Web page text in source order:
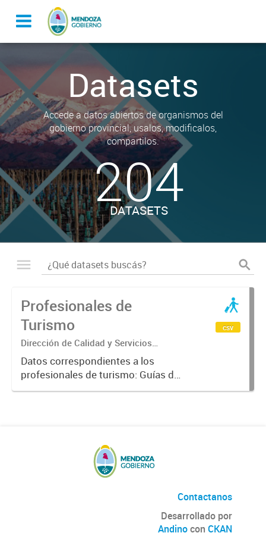
Datasets
Accede a datos abiertos de organismos del
gobierno provincial, usalos, modificalos,
compartilos.
204
DATASETS
Profesionales de
Turismo
Dirección de Calidad y Servicios
Turísticos
Datos correspondientes a los
profesionales de turismo: Guías de
turismo, Técnicos en Turismo,
csv
Contactanos
Desarrollado por
Andinocon CKAN